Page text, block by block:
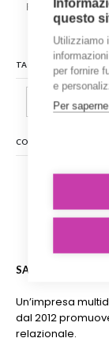
Prezzo
Prezzo
Prezzo:€ 10—€
TAGLIA
COLORE
SARTORIA SOCIALE
Un’impresa
dal 2012
relazionale.
questo
Utilizziamo
per fornire
e
Per